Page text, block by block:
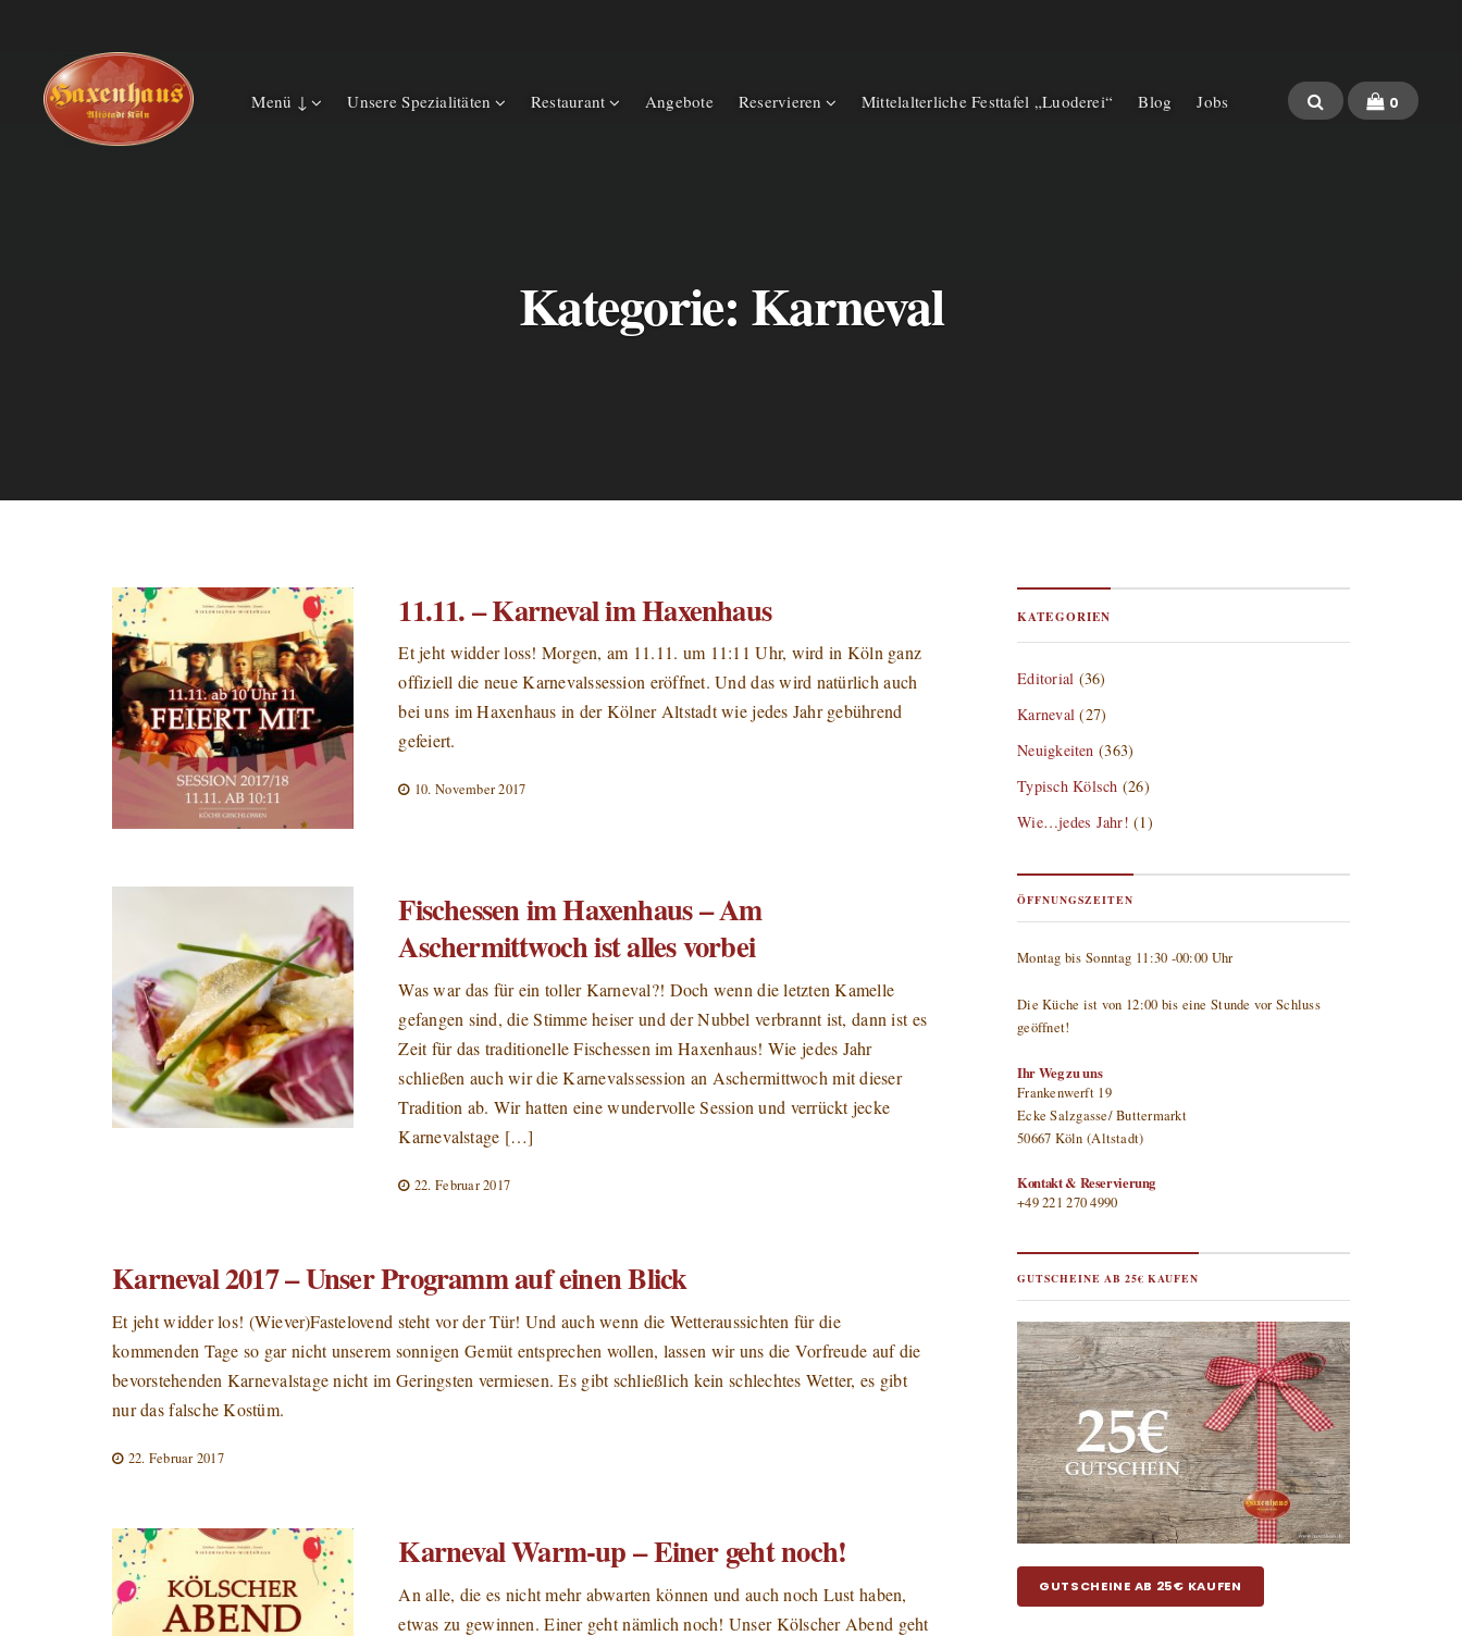
Menü ↓ Unsere Spezialitäten Restaurant Angebote Reservieren Mittelalterliche Festtafel „Luoderei“ Blog Jobs 0
Kategorie: Karneval
11.11. – Karneval im Haxenhaus
Et jeht widder loss! Morgen, am 11.11. um 11:11 Uhr, wird in Köln ganz
offiziell die neue Karnevalssession eröffnet. Und das wird natürlich auch
bei uns im Haxenhaus in der Kölner Altstadt wie jedes Jahr gebührend
gefeiert.
10. November 2017
Fischessen im Haxenhaus – Am
Aschermittwoch ist alles vorbei
Was war das für ein toller Karneval?! Doch wenn die letzten Kamelle
gefangen sind, die Stimme heiser und der Nubbel verbrannt ist, dann ist es
Zeit für das traditionelle Fischessen im Haxenhaus! Wie jedes Jahr
schließen auch wir die Karnevalssession an Aschermittwoch mit dieser
Tradition ab. Wir hatten eine wundervolle Session und verrückt jecke
Karnevalstage […]
22. Februar 2017
Karneval 2017 – Unser Programm auf einen Blick
Et jeht widder los! (Wiever)Fastelovend steht vor der Tür! Und auch wenn die Wetteraussichten für die
kommenden Tage so gar nicht unserem sonnigen Gemüt entsprechen wollen, lassen wir uns die Vorfreude auf die
bevorstehenden Karnevalstage nicht im Geringsten vermiesen. Es gibt schließlich kein schlechtes Wetter, es gibt
nur das falsche Kostüm.
22. Februar 2017
Karneval Warm-up – Einer geht noch!
An alle, die es nicht mehr abwarten können und auch noch Lust haben,
etwas zu gewinnen. Einer geht nämlich noch! Unser Kölscher Abend geht
KATEGORIEN
Editorial (36)
Karneval (27)
Neuigkeiten (363)
Typisch Kölsch (26)
Wie…jedes Jahr! (1)
ÖFFNUNGSZEITEN
Montag bis Sonntag 11:30 -00:00 Uhr
Die Küche ist von 12:00 bis eine Stunde vor Schluss
geöffnet!
Ihr Weg zu uns
Frankenwerft 19
Ecke Salzgasse/ Buttermarkt
50667 Köln (Altstadt)
Kontakt & Reservierung
+49 221 270 4990
GUTSCHEINE AB 25€ KAUFEN
GUTSCHEINE AB 25€ KAUFEN